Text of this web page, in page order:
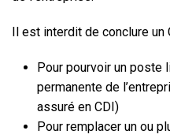
Il est interdit de conclure un
Pour pourvoir un poste
permanente de
assuré en CDI)
Pour remplacer un ou